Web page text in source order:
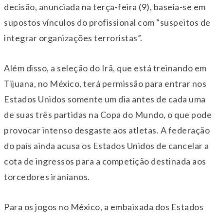
decisão, anunciada na terça-feira (9), baseia-se em
supostos vínculos do profissional com “suspeitos de
integrar organizações terroristas”.
Além disso, a seleção do Irã, que está treinando em
Tijuana, no México, terá permissão para entrar nos
Estados Unidos somente um dia antes de cada uma
de suas três partidas na Copa do Mundo, o que pode
provocar intenso desgaste aos atletas. A federação
do país ainda acusa os Estados Unidos de cancelar a
cota de ingressos para a competição destinada aos
torcedores iranianos.
Para os jogos no México, a embaixada dos Estados